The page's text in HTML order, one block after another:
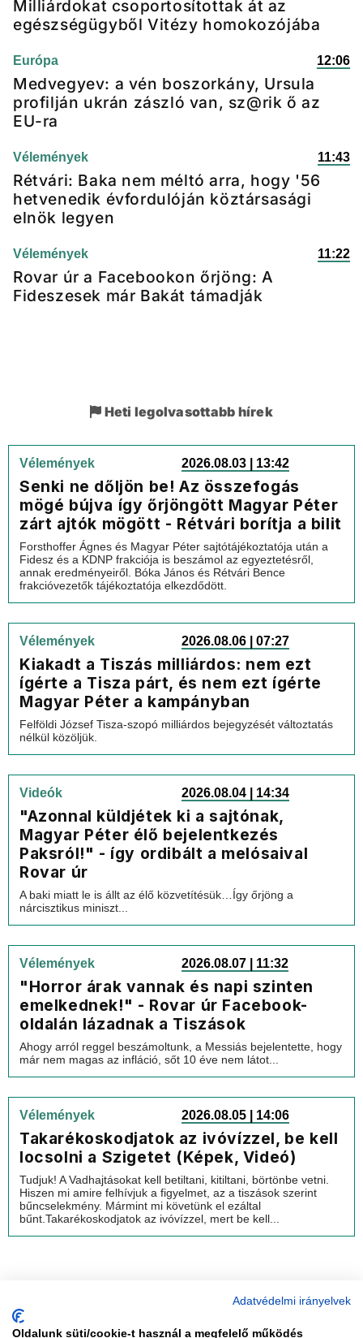
Milliárdokat csoportosítottak át az
egészségügyből Vitézy homokozójába
Európa 12:06
Medvegyev: a vén boszorkány, Ursula
profilján ukrán zászló van, sz@rik ő az
EU-ra
Vélemények 11:43
Rétvári: Baka nem méltó arra, hogy '56
hetvenedik évfordulóján köztársasági
elnök legyen
Vélemények 11:22
Rovar úr a Facebookon őrjöng: A
Fideszesek már Bakát támadják
Heti legolvasottabb hírek
Vélemények 2026.08.03 | 13:42
Senki ne dőljön be! Az összefogás
mögé bújva így őrjöngött Magyar Péter
zárt ajtók mögött - Rétvári borítja a bilit
Forsthoffer Ágnes és Magyar Péter sajtótájékoztatója után a
Fidesz és a KDNP frakciója is beszámol az egyeztetésről,
annak eredményeiről. Bóka János és Rétvári Bence
frakcióvezetők tájékoztatója elkezdődött.
Vélemények 2026.08.06 | 07:27
Kiakadt a Tiszás milliárdos: nem ezt
ígérte a Tisza párt, és nem ezt ígérte
Magyar Péter a kampányban
Felföldi József Tisza-szopó milliárdos bejegyzését változtatás
nélkül közöljük.
Videók 2026.08.04 | 14:34
"Azonnal küldjétek ki a sajtónak,
Magyar Péter élő bejelentkezés
Paksról!" - így ordibált a melósaival
Rovar úr
A baki miatt le is állt az élő közvetítésük…Így őrjöng a
nárcisztikus miniszt...
Vélemények 2026.08.07 | 11:32
"Horror árak vannak és napi szinten
emelkednek!" - Rovar úr Facebook-
oldalán lázadnak a Tiszások
Ahogy arról reggel beszámoltunk, a Messiás bejelentette, hogy
már nem magas az infláció, sőt 10 éve nem látot...
Vélemények 2026.08.05 | 14:06
Takarékoskodjatok az ivóvízzel, be kell
locsolni a Szigetet (Képek, Videó)
Tudjuk! A Vadhajtásokat kell betiltani, kitiltani, börtönbe vetni.
Hiszen mi amire felhívjuk a figyelmet, az a tiszások szerint
bűncselekmény. Mármint mi követünk el ezáltal
bűnt.Takarékoskodjatok az ivóvízzel, mert be kell...
Adatvédelmi irányelvek
Oldalunk süti/cookie-t használ a megfelelő működés